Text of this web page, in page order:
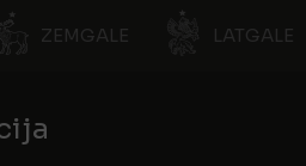
ZEMGALE LATGALE